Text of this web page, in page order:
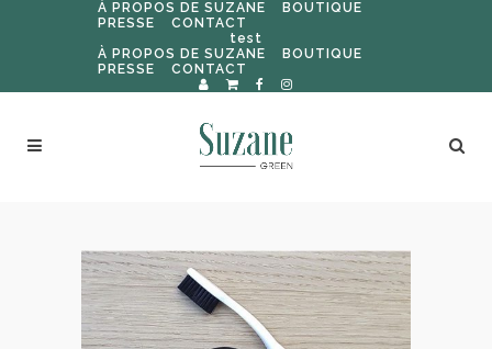
À PROPOS DE SUZANE
BOUTIQUE
PRESSE
CONTACT
test
À PROPOS DE SUZANE
BOUTIQUE
PRESSE
CONTACT